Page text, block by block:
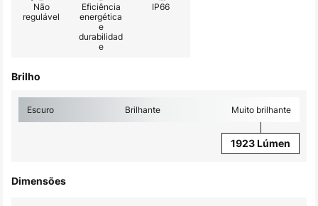
Não
regulável
Eficiência
energética
e
durabilidad
e
IP66
Brilho
Escuro Brilhante Muito brilhante
1923 Lúmen
Dimensões